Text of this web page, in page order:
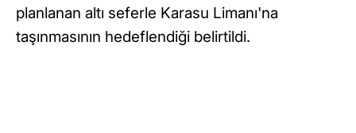
planlanan altı seferle Karasu Limanı'na
taşınmasının hedeflendiği belirtildi.